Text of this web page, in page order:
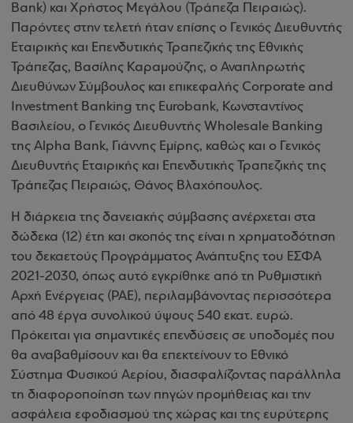
Bank) και Χρήστος Μεγάλου (Τράπεζα Πειραιώς).
Παρόντες στην τελετή ήταν επίσης ο Γενικός Διευθυντής
Εταιρικής και Επενδυτικής Τραπεζικής της Εθνικής
Τράπεζας, Βασίλης Καραμούζης, ο Αναπληρωτής
Διευθύνων Σύμβουλος και επικεφαλής Corporate and
Investment Banking της Eurobank, Κωνσταντίνος
Βασιλείου, ο Γενικός Διευθυντής Wholesale Banking
της Alpha Bank, Γιάννης Εμίρης, καθώς και ο Γενικός
Διευθυντής Εταιρικής και Επενδυτικής Τραπεζικής της
Τράπεζας Πειραιώς, Θάνος Βλαχόπουλος.
Η διάρκεια της δανειακής σύμβασης ανέρχεται στα
δώδεκα (12) έτη και σκοπός της είναι η χρηματοδότηση
του δεκαετούς Προγράμματος Ανάπτυξης του ΕΣΦΑ
2021-2030, όπως αυτό εγκρίθηκε από τη Ρυθμιστική
Αρχή Ενέργειας (ΡΑΕ), περιλαμβάνοντας περισσότερα
από 48 έργα συνολικού ύψους 540 εκατ. ευρώ.
Πρόκειται για σημαντικές επενδύσεις σε υποδομές που
θα αναβαθμίσουν και θα επεκτείνουν το Εθνικό
Σύστημα Φυσικού Αερίου, διασφαλίζοντας παράλληλα
τη διαφοροποίηση των πηγών προμήθειας και την
ασφάλεια εφοδιασμού της χώρας και της ευρύτερης